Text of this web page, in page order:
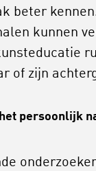
beter
kunnen
of zijn
het persoonlijk